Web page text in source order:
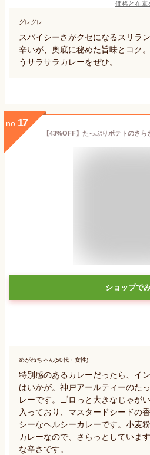
価格と在庫
グレグレ
スパイシーさがクセになるスリラ
辛いが、奥底に秘めた旨味とコク
うサラサラカレーをぜひ。
no. 17
ショップで
めがねちゃん(50代・女性)
特別感のあるカレーだったら、イ
はいかが。神戸アールティーのた
レーです。ゴロっと大きなじゃが
入っており、マスタードシードの
シーなヘルシーカレーです。小麦
カレーなので、さらっとしていま
な辛さです。